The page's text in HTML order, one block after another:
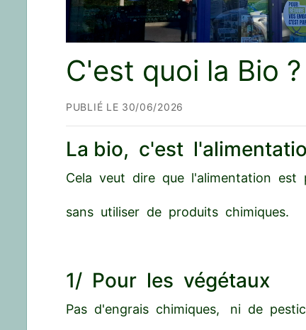
C'est quoi la Bio ?
PUBLIÉ LE 30/06/2026
La bio, c'est
Cela veut dire que l'alimentation est
sans utiliser de produits chimiques.
1/ Pour les végétaux
Pas d'engrais chimiques, ni de